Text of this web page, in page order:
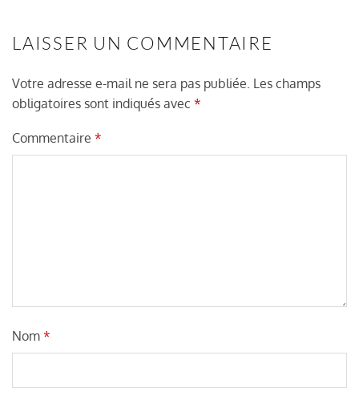
LAISSER UN COMMENTAIRE
Votre adresse e-mail ne sera pas publiée. Les champs
obligatoires sont indiqués avec *
Commentaire *
Nom *